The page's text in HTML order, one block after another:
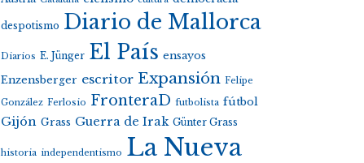
despotismo Diario de Mallorca
Diarios E. Jünger El País ensayos
Enzensberger escritor Expansión Felipe
González Ferlosio FronteraD futbolista fútbol
Gijón Grass Guerra de Irak Günter Grass
historia independentismo La Nueva